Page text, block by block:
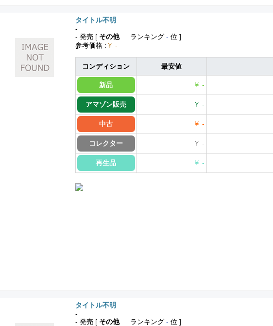
タイトル不明
-
- 発売 [ その他 ランキング - 位 ]
参考価格 : ￥ -
コンディション 最安値
新品 ￥ -
アマゾン販売 ￥ -
中古 ￥ -
コレクター ￥ -
再生品 ￥ -
タイトル不明
-
- 発売 [ その他 ランキング - 位 ]